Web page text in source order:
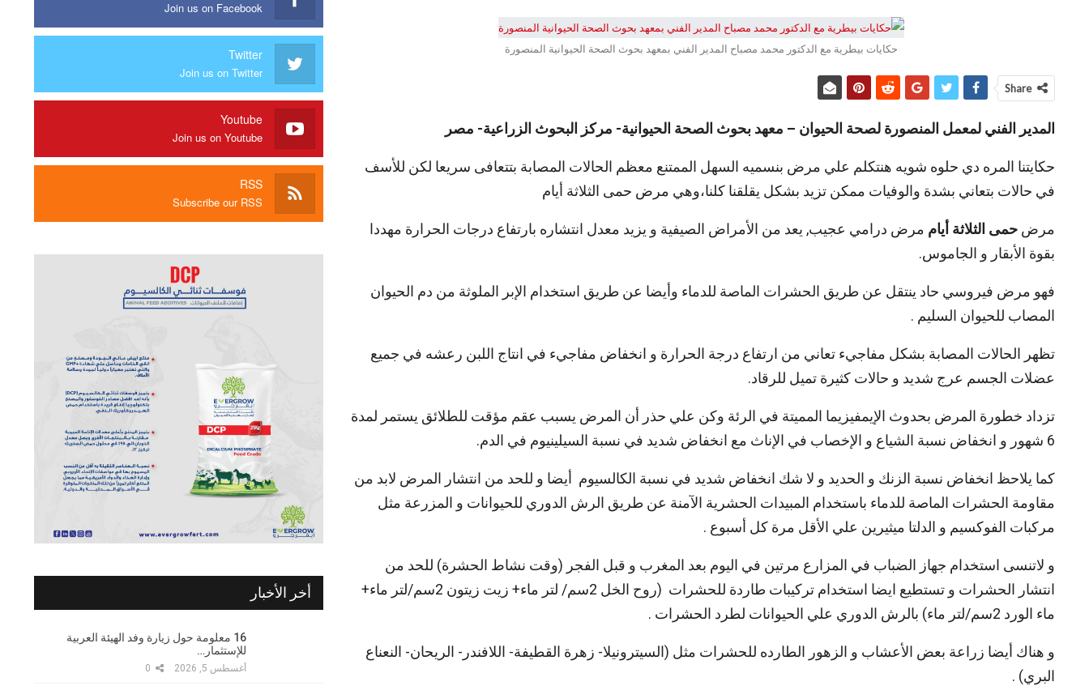
حكايات بيطرية مع الدكتور محمد مصباح المدير الفني بمعهد بحوث الصحة الحيوانية المنصورة
Share
المدير الفني لمعمل المنصورة لصحة الحيوان – معهد بحوث الصحة الحيوانية- مركز البحوث الزراعية- مصر
حكايتنا المره دي حلوه شويه هنتكلم علي مرض بنسميه السهل الممتنع معظم الحالات المصابة بتتعافى سريعا لكن للأسف
في حالات بتعاني بشدة والوفيات ممكن تزيد بشكل يقلقنا كلنا،وهي مرض حمى الثلاثة أيام
مرض حمى الثلاثة أيام مرض درامي عجيب, يعد من الأمراض الصيفية و يزيد معدل انتشاره بارتفاع درجات الحرارة مهددا
بقوة الأبقار و الجاموس.
فهو مرض فيروسي حاد ينتقل عن طريق الحشرات الماصة للدماء وأيضا عن طريق استخدام الإبر الملوثة من دم الحيوان
المصاب للحيوان السليم .
تظهر الحالات المصابة بشكل مفاجيء تعاني من ارتفاع درجة الحرارة و انخفاض مفاجيء في انتاج اللبن رعشه في جميع
عضلات الجسم عرج شديد و حالات كثيرة تميل للرقاد.
تزداد خطورة المرض بحدوث الإيمفيزيما المميتة في الرئة وكن علي حذر أن المرض يسبب عقم مؤقت للطلائق يستمر لمدة
6 شهور و انخفاض نسبة الشياع و الإخصاب في الإناث مع انخفاض شديد في نسبة السيلينيوم في الدم.
كما يلاحظ انخفاض نسبة الزنك و الحديد و لا شك انخفاض شديد في نسبة الكالسيوم أيضا و للحد من انتشار المرض لابد من
مقاومة الحشرات الماصة للدماء باستخدام المبيدات الحشرية الآمنة عن طريق الرش الدوري للحيوانات و المزرعة مثل
مركبات الفوكسيم و الدلتا ميثيرين علي الأقل مرة كل أسبوع .
و لاتنسى استخدام جهاز الضباب في المزارع مرتين في اليوم بعد المغرب و قبل الفجر (وقت نشاط الحشرة) للحد من
انتشار الحشرات و تستطيع ايضا استخدام تركيبات طاردة للحشرات (روح الخل 2سم/ لتر ماء+ زيت زيتون 2سم/لتر ماء+
ماء الورد 2سم/لتر ماء) بالرش الدوري علي الحيوانات لطرد الحشرات .
و هناك أيضا زراعة بعض الأعشاب و الزهور الطارده للحشرات مثل (السيترونيلا- زهرة القطيفة- اللافندر- الريحان- النعناع
البري) .
Join us on Facebook
Twitter
Join us on Twitter
Youtube
Join us on Youtube
RSS
Subscribe our RSS
أخر الأخبار
16 معلومة حول زيارة وفد الهيئة العربية
للإستثمار…
أغسطس 5, 2026